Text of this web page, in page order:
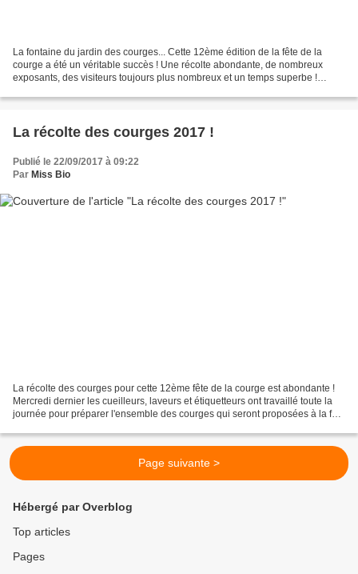
La fontaine du jardin des courges... Cette 12ème édition de la fête de la
courge a été un véritable succès ! Une récolte abondante, de nombreux
exposants, des visiteurs toujours plus nombreux et un temps superbe !
La récolte des courges 2017 !
Publié le 22/09/2017 à 09:22
Par Miss Bio
La récolte des courges pour cette 12ème fête de la courge est abondante !
Mercredi dernier les cueilleurs, laveurs et étiquetteurs ont travaillé toute la
journée pour préparer l'ensemble des courges qui seront proposées à la fête
Page suivante >
Hébergé par Overblog
Top articles
Pages